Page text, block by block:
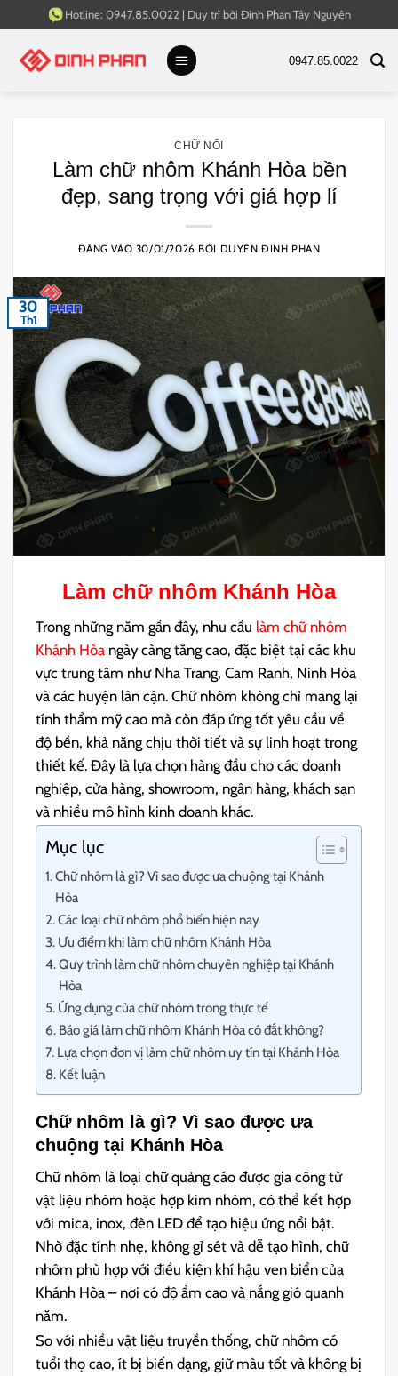
qua
Hotline: 0947.85.0022 | Duy trì bởi Đinh Phan Tây Nguyên
0947.85.0022
CHỮ NỔI
Làm chữ nhôm Khánh Hòa bền
đẹp, sang trọng với giá hợp lí
ĐĂNG VÀO 30/01/2026 BỞI DUYÊN ĐINH PHAN
30
Th1
Làm chữ nhôm Khánh Hòa
Trong những năm gần đây, nhu cầu làm chữ nhôm
Khánh Hòa ngày càng tăng cao, đặc biệt tại các khu
vực trung tâm như Nha Trang, Cam Ranh, Ninh Hòa
và các huyện lân cận. Chữ nhôm không chỉ mang lại
tính thẩm mỹ cao mà còn đáp ứng tốt yêu cầu về
độ bền, khả năng chịu thời tiết và sự linh hoạt trong
thiết kế. Đây là lựa chọn hàng đầu cho các doanh
nghiệp, cửa hàng, showroom, ngân hàng, khách sạn
và nhiều mô hình kinh doanh khác.
Mục lục
Chữ nhôm là gì? Vì sao được ưa chuộng tại Khánh
Hòa
Các loại chữ nhôm phổ biến hiện nay
Ưu điểm khi làm chữ nhôm Khánh Hòa
Quy trình làm chữ nhôm chuyên nghiệp tại Khánh
Hòa
Ứng dụng của chữ nhôm trong thực tế
Báo giá làm chữ nhôm Khánh Hòa có đắt không?
Lựa chọn đơn vị làm chữ nhôm uy tín tại Khánh Hòa
Kết luận
Chữ nhôm là gì? Vì sao được ưa
chuộng tại Khánh Hòa
Chữ nhôm là loại chữ quảng cáo được gia công từ
vật liệu nhôm hoặc hợp kim nhôm, có thể kết hợp
với mica, inox, đèn LED để tạo hiệu ứng nổi bật.
Nhờ đặc tính nhẹ, không gỉ sét và dễ tạo hình, chữ
nhôm phù hợp với điều kiện khí hậu ven biển của
Khánh Hòa – nơi có độ ẩm cao và nắng gió quanh
năm.
So với nhiều vật liệu truyền thống, chữ nhôm có
tuổi thọ cao, ít bị biến dạng, giữ màu tốt và không bị